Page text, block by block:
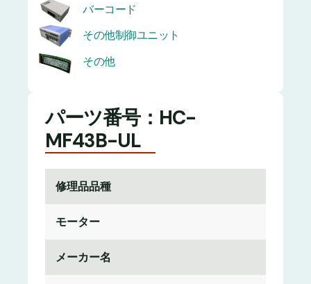
バーコード
その他制御ユニット
その他
パーツ番号：HC-
MF43B-UL
修理品品種
モーター
メーカー名